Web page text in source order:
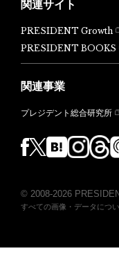
関連サイト
PRESIDENT Growth
PRESIDENT BOOKS
関連事業
プレジデント総合研究所
© 2008-2026
すべての画像・データにつ